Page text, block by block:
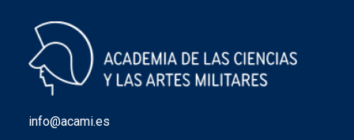
info@acami.es